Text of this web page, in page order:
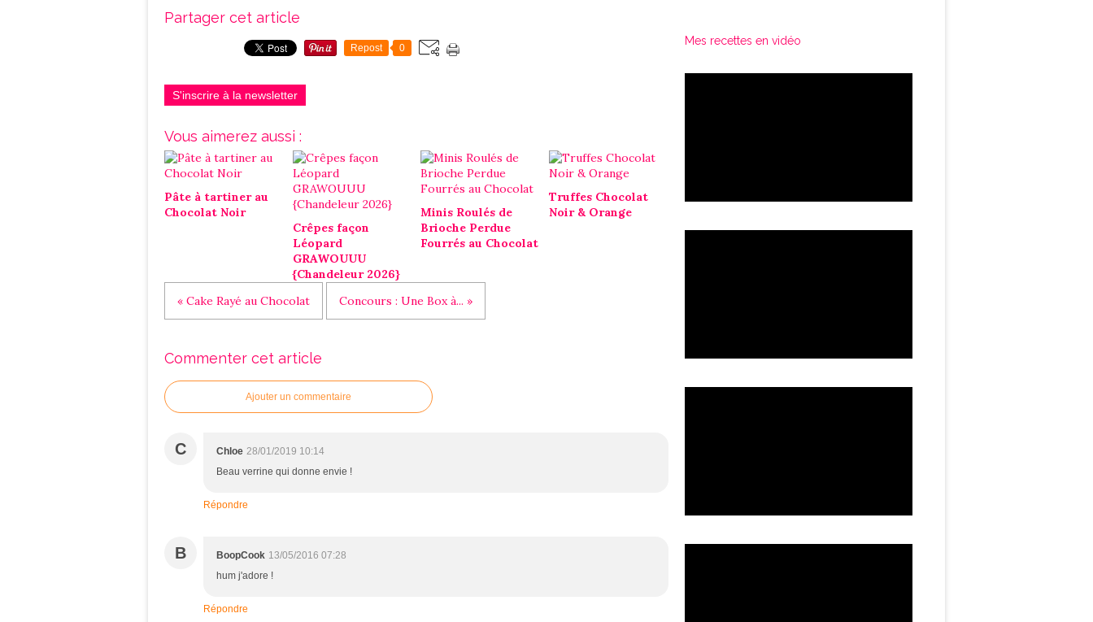
Partager cet article
Repost 0
S'inscrire à la newsletter
Vous aimerez aussi :
Pâte à tartiner au
Chocolat Noir
Crêpes façon
Léopard
GRAWOUUU
{Chandeleur 2026}
Minis Roulés de
Brioche Perdue
Fourrés au Chocolat
Truffes Chocolat
Noir & Orange
« Cake Rayé au Chocolat Concours : Une Box à... »
Commenter cet article
Ajouter un commentaire
C Chloe 28/01/2019 10:14
Beau verrine qui donne envie !
Répondre
B BoopCook 13/05/2016 07:28
hum j'adore !
Répondre
Mes recettes en vidéo